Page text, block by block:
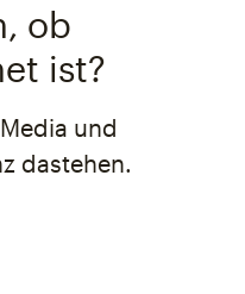
ob
ist?
und
dastehen.